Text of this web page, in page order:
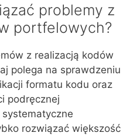
problemy z
portfelowych?
z realizacją kodów
polega na sprawdzeniu
formatu kodu oraz
podręcznej
rozwiązać większość